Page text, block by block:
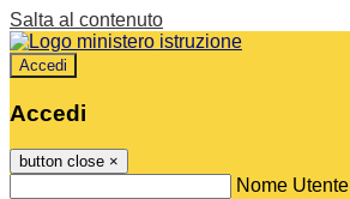
Salta al contenuto
Accedi
Accedi
button close ×
Nome Utente